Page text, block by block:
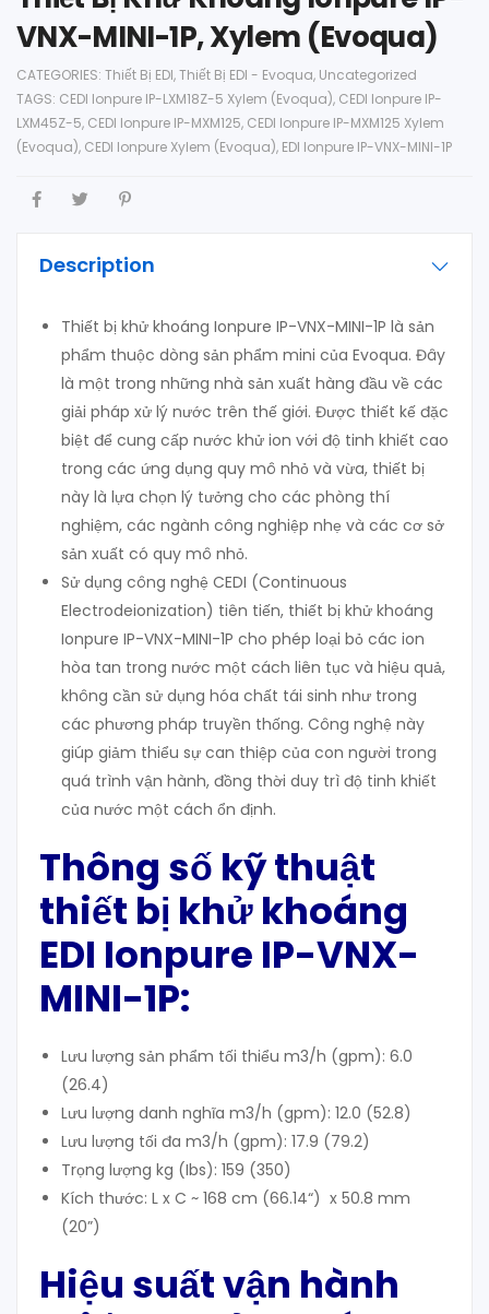
VNX-MINI-1P, Xylem (Evoqua)
CATEGORIES: Thiết Bị EDI,Thiết Bị EDI - Evoqua, Uncategorized
TAGS: CEDI Ionpure IP-LXM18Z-5 Xylem (Evoqua), CEDI Ionpure IP-
LXM45Z-5, CEDI Ionpure IP-MXM125, CEDI Ionpure IP-MXM125 Xylem
(Evoqua), CEDI Ionpure Xylem (Evoqua), EDI Ionpure IP-VNX-MINI-1P
Description
Thiết bị khử khoáng Ionpure IP-VNX-MINI-1P là sản
phẩm thuộc dòng sản phẩm mini của Evoqua. Đây
là một trong những nhà sản xuất hàng đầu về các
giải pháp xử lý nước trên thế giới. Được thiết kế đặc
biệt để cung cấp nước khử ion với độ tinh khiết cao
trong các ứng dụng quy mô nhỏ và vừa, thiết bị
này là lựa chọn lý tưởng cho các phòng thí
nghiệm, các ngành công nghiệp nhẹ và các cơ sở
sản xuất có quy mô nhỏ.
Sử dụng công nghệ CEDI (Continuous
Electrodeionization) tiên tiến, thiết bị khử khoáng
Ionpure IP-VNX-MINI-1P cho phép loại bỏ các ion
hòa tan trong nước một cách liên tục và hiệu quả,
không cần sử dụng hóa chất tái sinh như trong
các phương pháp truyền thống. Công nghệ này
giúp giảm thiểu sự can thiệp của con người trong
quá trình vận hành, đồng thời duy trì độ tinh khiết
của nước một cách ổn định.
Thông số kỹ thuật
thiết bị khử khoáng
EDI Ionpure IP-VNX-
MINI-1P:
Lưu lượng sản phẩm tối thiểu m3/h (gpm): 6.0
(26.4)
Lưu lượng danh nghĩa m3/h (gpm): 12.0 (52.8)
Lưu lượng tối đa m3/h (gpm): 17.9 (79.2)
Trọng lượng kg (Ibs): 159 (350)
Kích thước: L x C ~ 168 cm (66.14“) x 50.8 mm
(20”)
Hiệu suất vận hành